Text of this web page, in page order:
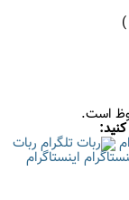
)
ربات
اینستاگرام